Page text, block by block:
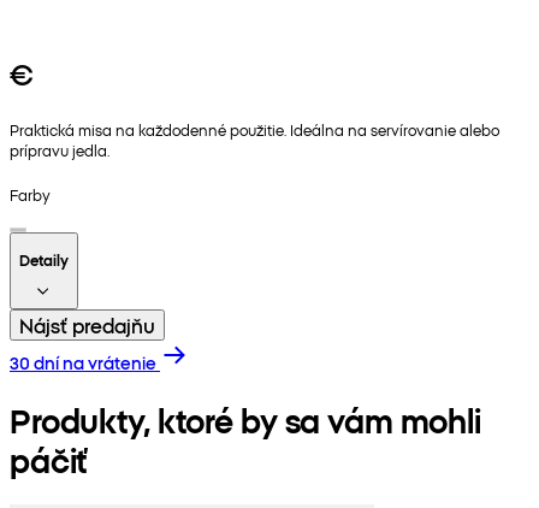
€
Praktická misa na každodenné použitie. Ideálna na servírovanie alebo
prípravu jedla.
Farby
Detaily
Nájsť predajňu
30 dní na vrátenie
Produkty, ktoré by sa vám mohli
páčiť